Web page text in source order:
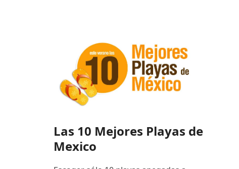
Las 10 Mejores Playas de
Mexico